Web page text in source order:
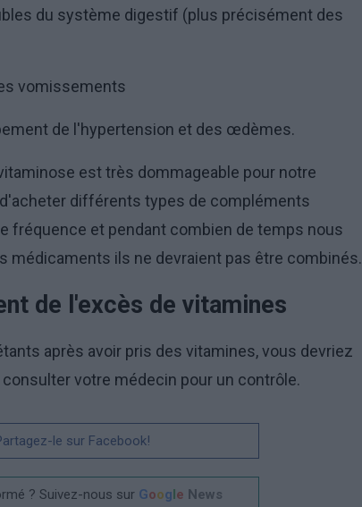
du système digestif (plus précisément des
vomissements
de l'hypertension et des œdèmes.
est très dommageable pour notre
différents types de compléments
fréquence et pendant combien de temps nous
médicaments ils ne devraient pas être combinés.
de l'excès de vitamines
après avoir pris des vitamines, vous devriez
votre médecin pour un contrôle.
le sur Facebook!
? Suivez-nous sur Google News